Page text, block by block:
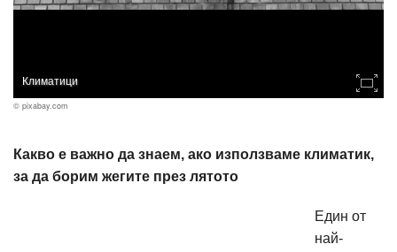
Климатици
© pixabay.com
Какво е важно да знаем, ако използваме климатик,
за да борим жегите през лятото
Един от
най-